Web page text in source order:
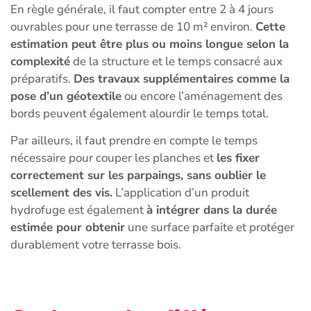
En règle générale, il faut compter entre 2 à 4 jours
ouvrables pour une terrasse de 10 m² environ. Cette
estimation peut être plus ou moins longue selon la
complexitéde la structure et le temps consacré aux
préparatifs. Des travaux supplémentaires comme la
pose d’un géotextileou encore l’aménagement des
bords peuvent également alourdir le temps total.
Par ailleurs, il faut prendre en compte le temps
nécessaire pour couper les planches et les fixer
correctement sur les parpaings, sans oublier le
scellement des vis. L’application d’un produit
hydrofuge est égalementà intégrer dans la durée
estimée pour obtenir une surface parfaite et protéger
durablement votre terrasse bois.